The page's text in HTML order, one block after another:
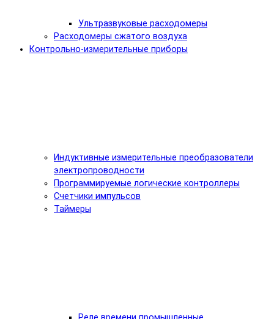
Ультразвуковые расходомеры
Расходомеры сжатого воздуха
Контрольно-измерительные приборы
Индуктивные измерительные преобразователи
электропроводности
Программируемые логические контроллеры
Счетчики импульсов
Таймеры